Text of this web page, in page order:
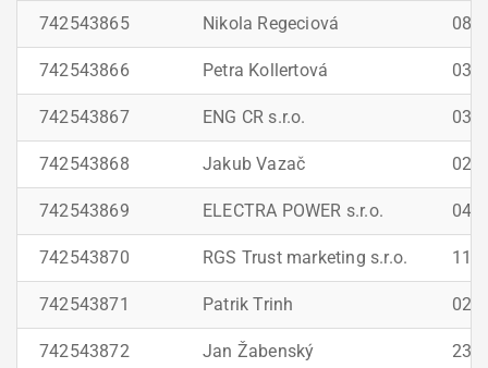
742543865 Nikola Regeciová
742543866 Petra Kollertová
742543867 ENG CR s.r.o.
742543868 Jakub Vazač
742543869 ELECTRA POWER s.r.o.
742543870 RGS Trust marketing s.r.o.
742543871 Patrik Trinh
742543872 Jan Žabenský